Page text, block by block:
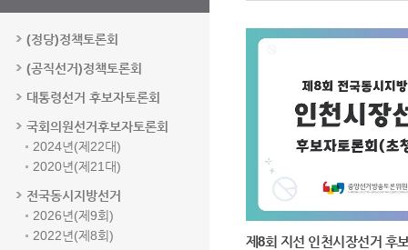
(정당)정책토론회
(공직선거)정책토론회
대통령선거 후보자토론회
국회의원선거후보자토론회
2024년(제22대)
2020년(제21대)
전국동시지방선거
2026년(제9회)
2022년(제8회)
제8회 지선 인천시장선거 후